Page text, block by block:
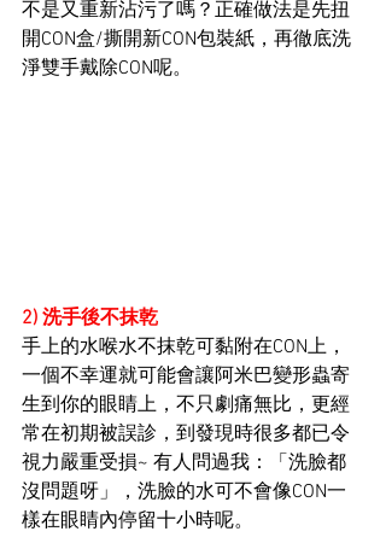
不是又重新沾污了嗎？正確做法是先扭
開CON盒/撕開新CON包裝紙，再徹底洗
淨雙手戴除CON呢。
2) 洗手後不抹乾
手上的水喉水不抹乾可黏附在CON上，
一個不幸運就可能會讓阿米巴變形蟲寄
生到你的眼睛上，不只劇痛無比，更經
常在初期被誤診，到發現時很多都已令
視力嚴重受損~ 有人問過我：「洗臉都
沒問題呀」，洗臉的水可不會像CON一
樣在眼睛內停留十小時呢。